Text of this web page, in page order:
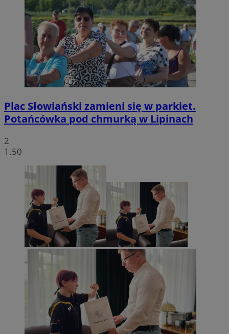
Plac Słowiański zamieni się w parkiet.
Potańcówka pod chmurką w Lipinach
2
1.50